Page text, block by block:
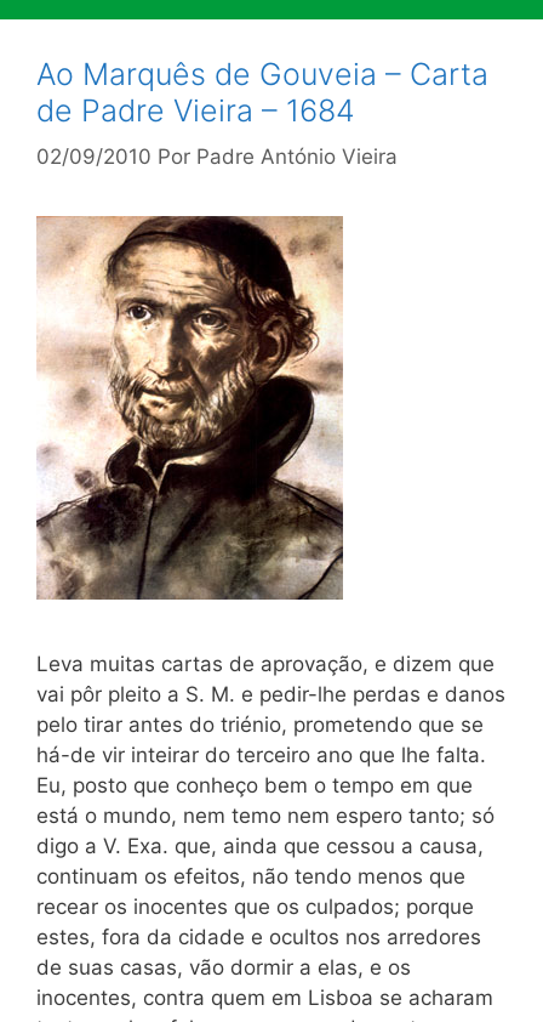
Ao Marquês de Gouveia – Carta
de Padre Vieira – 1684
02/09/2010 Por Padre António Vieira
Leva muitas cartas de aprovação, e dizem que
vai pôr pleito a S. M. e pedir-lhe perdas e danos
pelo tirar antes do triénio, prometendo que se
há-de vir inteirar do terceiro ano que lhe falta.
Eu, posto que conheço bem o tempo em que
está o mundo, nem temo nem espero tanto; só
digo a V. Exa. que, ainda que cessou a causa,
continuam os efeitos, não tendo menos que
recear os inocentes que os culpados; porque
estes, fora da cidade e ocultos nos arredores
de suas casas, vão dormir a elas, e os
inocentes, contra quem em Lisboa se acharam